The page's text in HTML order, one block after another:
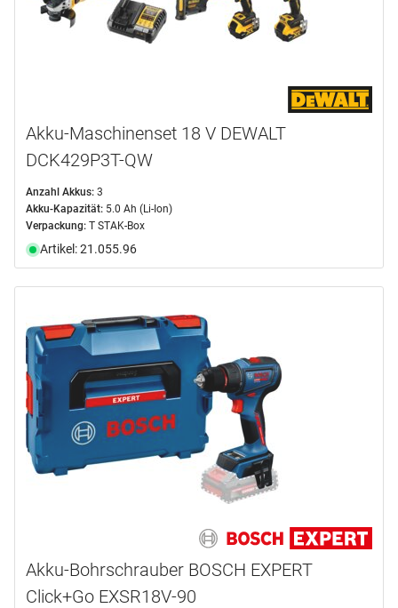
Akku-Maschinenset 18 V DEWALT
DCK429P3T-QW
Anzahl Akkus: 3
Akku-Kapazität: 5.0 Ah (Li-Ion)
Verpackung: T STAK-Box
Artikel: 21.055.96
Akku-Bohrschrauber BOSCH EXPERT
Click+Go EXSR18V-90